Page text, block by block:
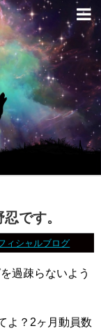
です。
ィシャルブログ
過疎らないよう
よ？2ヶ月動員数